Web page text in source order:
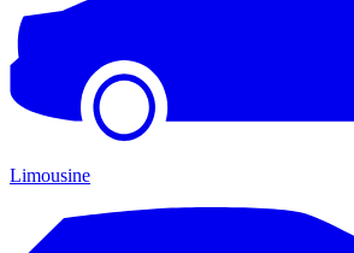
Limousine